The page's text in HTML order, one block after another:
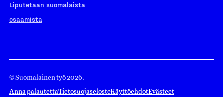
Liputetaan suomalaista
osaamista
© Suomalainen työ 2026.
Anna palautettaTietosuojaselosteKäyttöehdotEvästeet